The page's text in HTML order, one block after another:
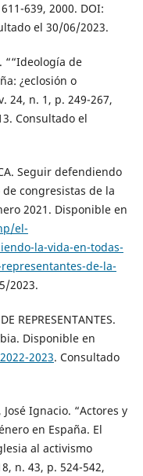
639, 2000. DOI:
el 30/06/2023.
““Ideología de
¿eclosión o
24, n. 1, p. 249-267,
Consultado el
Seguir defendiendo
congresistas de la
2021. Disponible en
el-
la-vida-en-todas-
de-la-
2023.
REPRESENTANTES.
Disponible en
2023. Consultado
José Ignacio. “Actores y
en España. El
al activismo
n. 43, p. 524-542,